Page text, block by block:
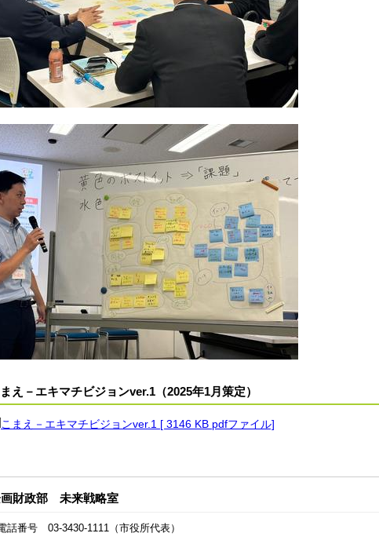
え－エキマチビジョンver.1（2025年1月策定）
こまえ－エキマチビジョンver.1 [ 3146 KB pdfファイル]
財政部 未来戦略室
話番号 03-3430-1111（市役所代表）